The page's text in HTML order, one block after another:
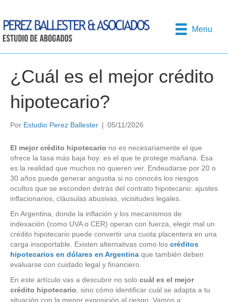
Menu
¿Cuál es el mejor crédito
hipotecario?
Por Estudio Perez Ballester | 05/11/2026
El mejor crédito hipotecario no es necesariamente el que
ofrece la tasa más baja hoy: es el que te protege mañana. Esa
es la realidad que muchos no quieren ver. Endeudarse por 20 o
30 años puede generar angustia si no conocés los riesgos
ocultos que se esconden detrás del contrato hipotecario: ajustes
inflacionarios, cláusulas abusivas, vicisitudes legales.
En Argentina, donde la inflación y los mecanismos de
indexación (como UVA o CER) operan con fuerza, elegir mal un
crédito hipotecario puede convertir una cuota placentera en una
carga insoportable. Existen alternativas como los créditos
hipotecarios en dólares en Argentina que también deben
evaluarse con cuidado legal y financiero.
En este artículo vas a descubrir no solo cuál es el mejor
crédito hipotecario, sino cómo identificar cuál se adapta a tu
situación con la menor exposición al riesgo. Vamos a: